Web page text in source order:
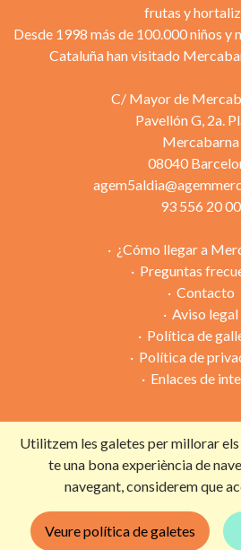
Utilitzem les galetes per millorar
te una bona experiència de
navegant, considerem que
Veure política de galetes
frutas y
Desde 1998 más de 100.000 niños y
Cataluña han visitado
C/ Mayor de
Pavellón G, 2a.
Mercabarna
08040
93 556 20 00
¿Cómo llegar a
Preguntas
Contacto
Aviso legal
Política de
Política de
Enlaces de
Campaña organizada
Con la colaboración